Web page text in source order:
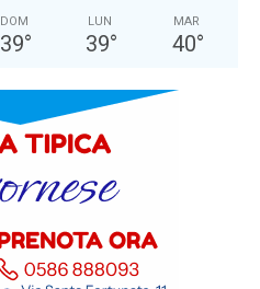
DOM
39°
LUN
39°
MAR
40°